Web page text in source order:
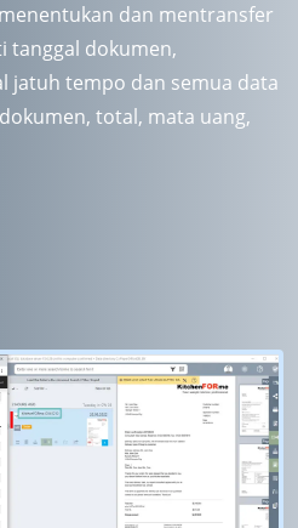
dan mentransfer
tanggal dokumen,
jatuh tempo dan semua data
total, mata uang,